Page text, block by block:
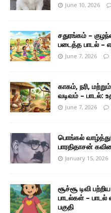
June 10, 2026
சதுரங்கம் –
படைத்த பாடல் –
June 7, 2026
காகம், நரி,
வடிவம் – பாடல்:
June 7, 2026
பொங்கல் வாழ்த்து!
பாரதிதாசன்
January 15, 2026
சூச்சூ டிவி
பாடல்கள் – பாடல்
பகுதி